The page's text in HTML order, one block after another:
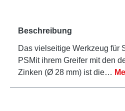
Beschreibung
Das vielseitige Werkzeug für
PSMit ihrem Greifer mit den
Zinken (Ø 28 mm) ist die…